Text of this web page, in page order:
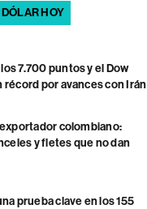
HOY
7.700 puntos y el Dow
récord por avances con Irán
colombiano:
y fletes que no dan
prueba clave en los 155